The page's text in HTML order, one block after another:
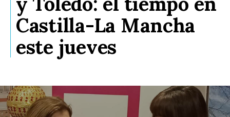
Castilla-La Mancha
este jueves